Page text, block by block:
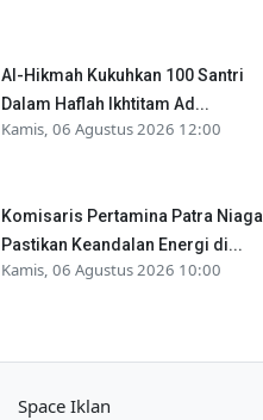
Al-Hikmah Kukuhkan 100 Santri
Dalam Haflah Ikhtitam Ad...
Kamis, 06 Agustus 2026 12:00
Komisaris Pertamina Patra Niaga
Pastikan Keandalan Energi di...
Kamis, 06 Agustus 2026 10:00
Space Iklan